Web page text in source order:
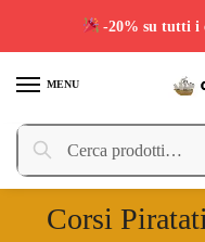
MENU
Cerca:
Cerca
Corsi
-20% su tutti i